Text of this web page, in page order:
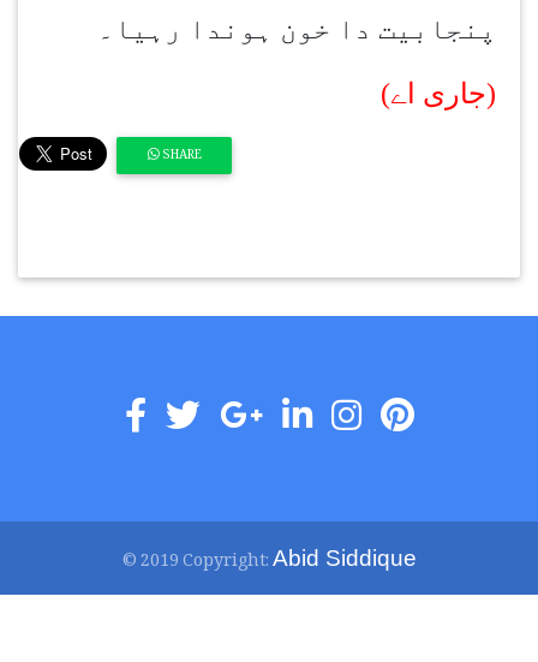
پنجابیت دا خون ہوندا رہیا۔
(جاری اے)
SHARE
© 2019 Copyright:Abid Siddique